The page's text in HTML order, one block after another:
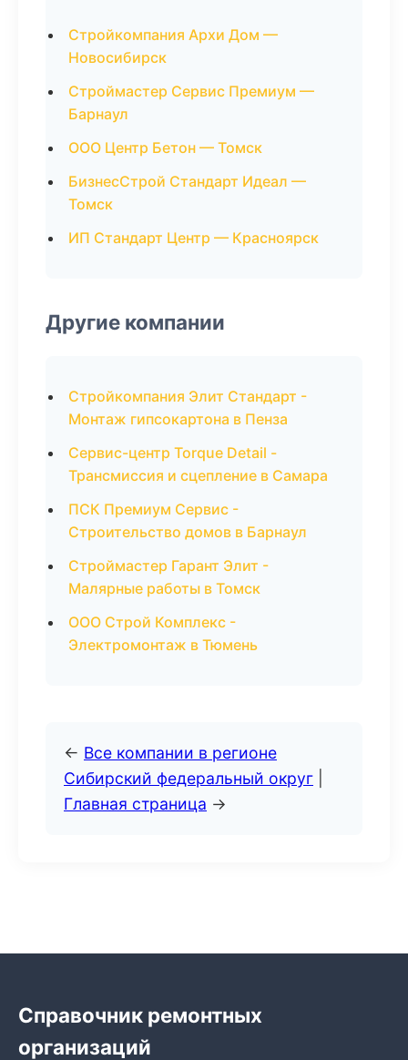
Стройкомпания Архи Дом —
Новосибирск
Строймастер Сервис Премиум —
Барнаул
ООО Центр Бетон — Томск
БизнесСтрой Стандарт Идеал —
Томск
ИП Стандарт Центр — Красноярск
Другие компании
Стройкомпания Элит Стандарт -
Монтаж гипсокартона в Пенза
Сервис-центр Torque Detail -
Трансмиссия и сцепление в Самара
ПСК Премиум Сервис -
Строительство домов в Барнаул
Строймастер Гарант Элит -
Малярные работы в Томск
ООО Строй Комплекс -
Электромонтаж в Тюмень
← Все компании в регионе
Сибирский федеральный округ
Главная страница →
Справочник ремонтных
организаций